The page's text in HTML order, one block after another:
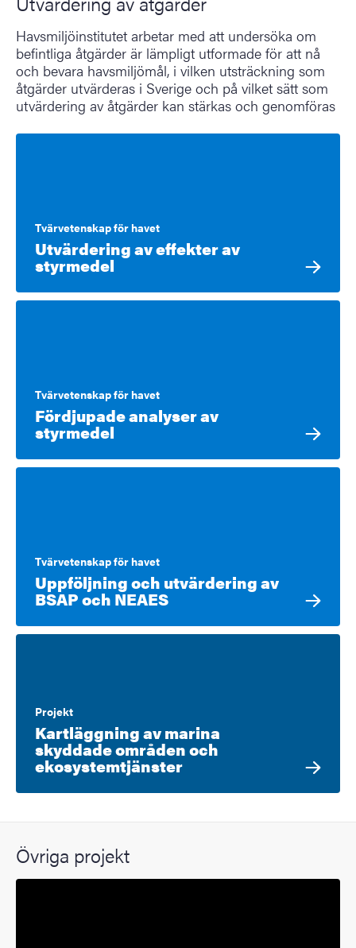
Havsmiljöinstitutet arbetar med att undersöka om
befintliga åtgärder är lämpligt utformade för att nå
och bevara havsmiljömål, i vilken utsträckning som
åtgärder utvärderas i Sverige och på vilket sätt som
utvärdering av åtgärder kan stärkas och genomföras
Tvärvetenskap för havet
Utvärdering av effekter av
styrmedel
Tvärvetenskap för havet
Fördjupade analyser av
styrmedel
Tvärvetenskap för havet
Uppföljning och utvärdering av
BSAP och NEAES
Projekt
Kartläggning av marina
skyddade områden och
ekosystemtjänster
Övriga projekt